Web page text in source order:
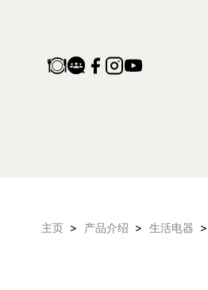
主页 > 产品介绍 > 生活电器 >